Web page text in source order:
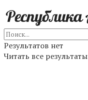
Результатов нет
Читать все результаты